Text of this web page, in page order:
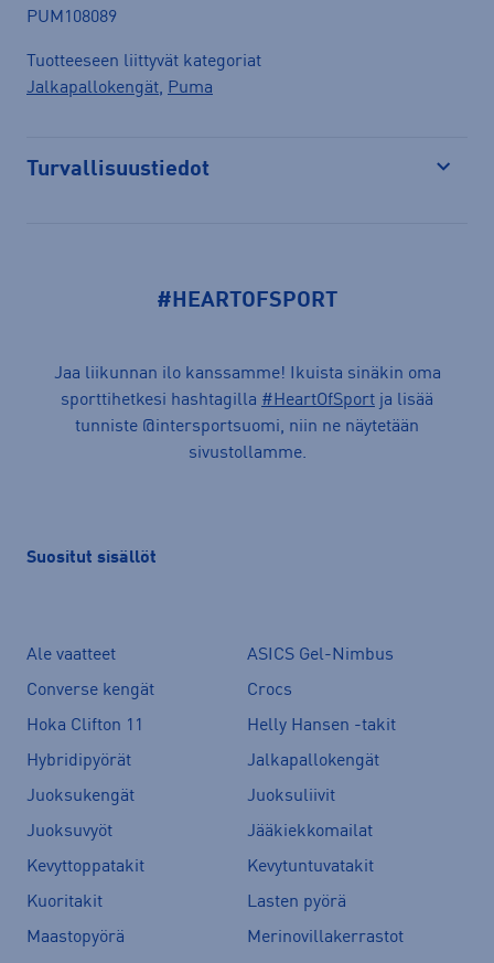
PUM108089
Tuotteeseen liittyvät kategoriat
Jalkapallokengät, Puma
Turvallisuustiedot
#HEARTOFSPORT
Jaa liikunnan ilo kanssamme! Ikuista sinäkin oma
sporttihetkesi hashtagilla #HeartOfSport ja lisää
tunniste @intersportsuomi, niin ne näytetään
sivustollamme.
Suositut sisällöt
Ale vaatteet
ASICS Gel-Nimbus
Converse kengät
Crocs
Hoka Clifton 11
Helly Hansen -takit
Hybridipyörät
Jalkapallokengät
Juoksukengät
Juoksuliivit
Juoksuvyöt
Jääkiekkomailat
Kevyttoppatakit
Kevytuntuvatakit
Kuoritakit
Lasten pyörä
Maastopyörä
Merinovillakerrastot